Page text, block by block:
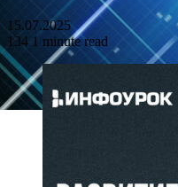
15.07.2025
134 1 minute read